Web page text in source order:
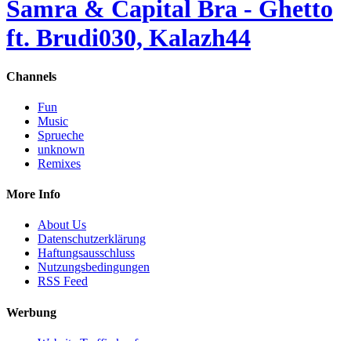
Samra & Capital Bra - Ghetto
ft. Brudi030, Kalazh44
Channels
Fun
Music
Sprueche
unknown
Remixes
More Info
About Us
Datenschutzerklärung
Haftungsausschluss
Nutzungsbedingungen
RSS Feed
Werbung